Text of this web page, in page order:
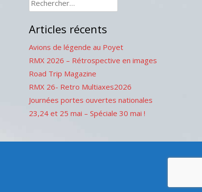
Articles récents
Avions de légende au Poyet
RMX 2026 – Rétrospective en images
Road Trip Magazine
RMX 26- Retro Multiaxes2026
Journées portes ouvertes nationales
23,24 et 25 mai – Spéciale 30 mai !